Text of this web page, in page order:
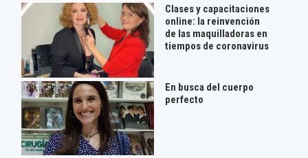
Clases y capacitaciones
online: la reinvención
de las maquilladoras en
tiempos de coronavirus
En busca del cuerpo
perfecto